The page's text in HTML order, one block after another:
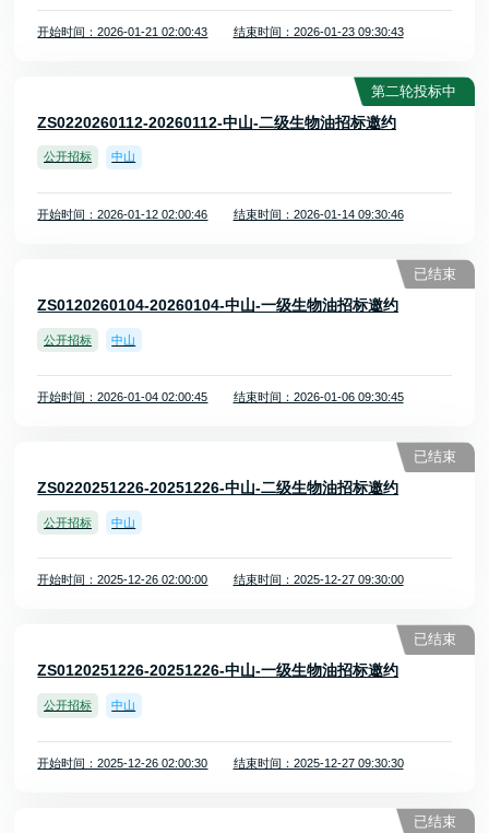
开始时间：2026-01-21 02:00:43 结束时间：2026-01-23 09:30:43
ZS0220260112-20260112-中山-二级生物油招标邀约
公开招标 中山
开始时间：2026-01-12 02:00:46 结束时间：2026-01-14 09:30:46
第二轮投标中
ZS0120260104-20260104-中山-一级生物油招标邀约
公开招标 中山
开始时间：2026-01-04 02:00:45 结束时间：2026-01-06 09:30:45
已结束
ZS0220251226-20251226-中山-二级生物油招标邀约
公开招标 中山
开始时间：2025-12-26 02:00:00 结束时间：2025-12-27 09:30:00
已结束
ZS0120251226-20251226-中山-一级生物油招标邀约
公开招标 中山
开始时间：2025-12-26 02:00:30 结束时间：2025-12-27 09:30:30
已结束
已结束